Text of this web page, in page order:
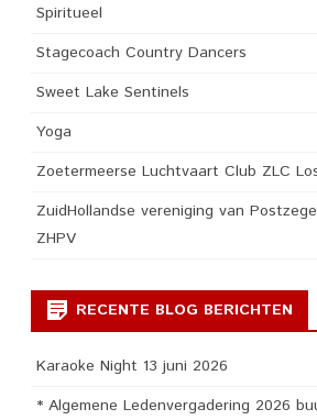
Spiritueel
Stagecoach Country Dancers
Sweet Lake Sentinels
Yoga
Zoetermeerse Luchtvaart Club ZLC
ZuidHollandse vereniging van
ZHPV
RECENTE BLOG BERICHTEN
Karaoke Night 13 juni 2026
* Algemene Ledenvergadering 2026